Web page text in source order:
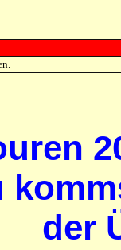
der